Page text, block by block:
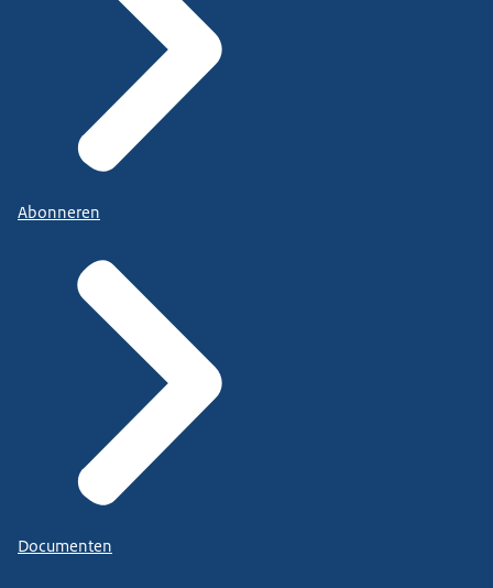
Abonneren
Documenten